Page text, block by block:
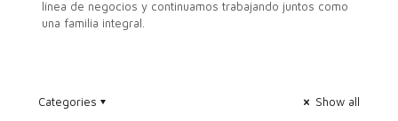
línea de negocios y continuamos trabajando juntos como
una familia integral.
Categories Show all